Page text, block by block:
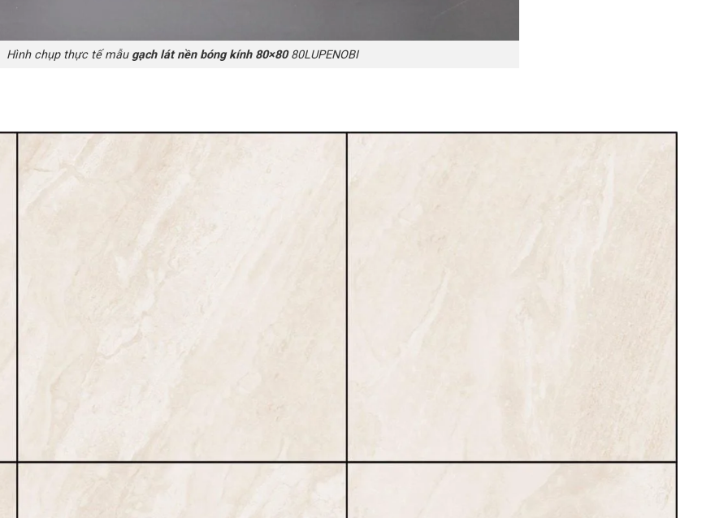
Hình chụp thực tế mẫu gạch lát nền bóng kính 80×8080LUPENOBI